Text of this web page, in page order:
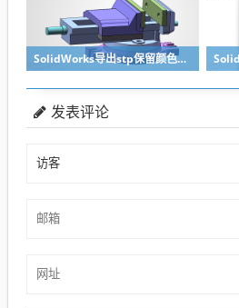
SolidWorks导出stp保留颜色的关键两点要做到
发表评论